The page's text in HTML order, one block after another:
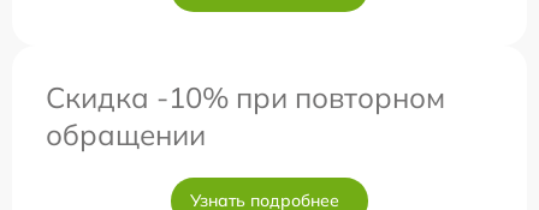
Скидка -10% при повторном
обращении
Узнать подробнее